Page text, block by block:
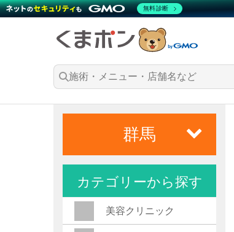
群馬
カテゴリーから探す
美容クリニック
無料診断